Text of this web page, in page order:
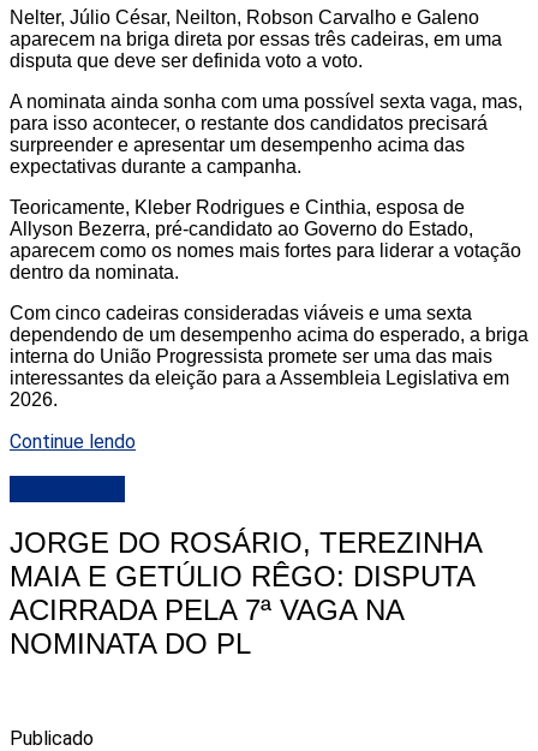
Nelter, Júlio César, Neilton, Robson Carvalho e Galeno
aparecem na briga direta por essas três cadeiras, em uma
disputa que deve ser definida voto a voto.
A nominata ainda sonha com uma possível sexta vaga, mas,
para isso acontecer, o restante dos candidatos precisará
surpreender e apresentar um desempenho acima das
expectativas durante a campanha.
Teoricamente, Kleber Rodrigues e Cinthia, esposa de
Allyson Bezerra, pré-candidato ao Governo do Estado,
aparecem como os nomes mais fortes para liderar a votação
dentro da nominata.
Com cinco cadeiras consideradas viáveis e uma sexta
dependendo de um desempenho acima do esperado, a briga
interna do União Progressista promete ser uma das mais
interessantes da eleição para a Assembleia Legislativa em
2026.
Continue lendo
JORGE DO ROSÁRIO, TEREZINHA
MAIA E GETÚLIO RÊGO: DISPUTA
ACIRRADA PELA 7ª VAGA NA
NOMINATA DO PL
Publicado